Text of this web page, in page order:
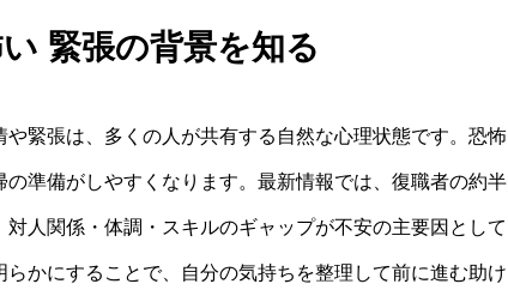
緊張の背景を知る
緊張は、多くの人が共有する自然な心理状態です。恐怖
準備がしやすくなります。最新情報では、復職者の約半
人関係・体調・スキルのギャップが不安の主要因として
かにすることで、自分の気持ちを整理して前に進む助け